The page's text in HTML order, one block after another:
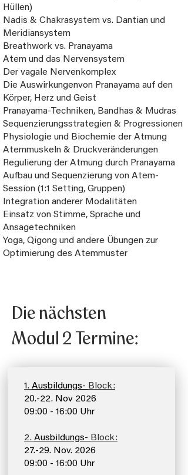
Hüllen)
Nadis & Chakrasystem vs. Dantian und
Meridiansystem
Breathwork vs. Pranayama
Atem und das Nervensystem
Der vagale Nervenkomplex
Die Auswirkungenvon Pranayama auf den
Körper, Herz und Geist
Pranayama-Techniken, Bandhas & Mudras
Sequenzierungsstrategien & Progressionen
Physiologie und Biochemie der Atmung
Atemmuskeln & Druckveränderungen
Regulierung der Atmung durch Pranayama
Aufbau und Sequenzierung von Atem-
Session (1:1 Setting, Gruppen)
Integration anderer Modalitäten
Einsatz von Stimme, Sprache und
Ansagetechniken
Yoga, Qigong und andere Übungen zur
Optimierung des Atemmuster
Die nächsten
Modul 2 Termine:
1. Ausbildungs- Block:
20.-22. Nov 2026
09:00 - 16:00 Uhr
2. Ausbildungs- Block:
27.-29. Nov. 2026
09:00 - 16:00 Uhr